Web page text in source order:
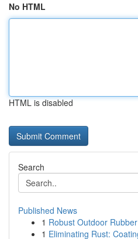
No HTML
HTML is disabled
Search
Published News
1 Robust Outdoor
1 Eliminating Rust: